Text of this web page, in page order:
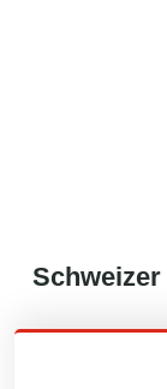
Schweizer